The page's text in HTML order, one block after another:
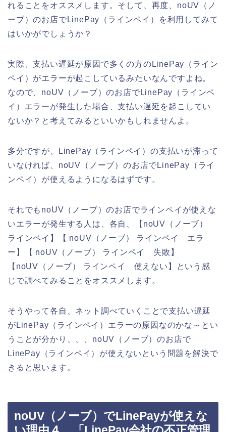
れることをオススメします。そして、再度、noUV（ノ
ーブ）のお店でLinePay（ラインペイ）を利用してみて
はいかがでしょうか？
実際、支払い遅延が原因で多くの方のLinePay（ライン
ペイ）がエラーが起こしているみたいなんですよね。
なので、noUV（ノーブ）のお店でLinePay（ラインペ
イ）エラーが発生した場合、支払い遅延を起こしてい
ないか？と考えてみるといいかもしれませんよ。
多分ですが、LinePay（ラインペイ）の支払いが滞って
いなければ、noUV（ノーブ）のお店でLinePay（ライ
ンペイ）が使えるようになるはずです。
それでもnoUV（ノーブ）のお店でラインペイが使えな
いエラーが発生する人は、各自、【noUV（ノーブ）
ラインペイ】【 noUV（ノーブ） ラインペイ エラ
ー】【 noUV（ノーブ） ラインペイ 失敗】
【noUV（ノーブ） ラインペイ 使えない】という感
じで調べてみることをオススメします。
そうやって各自、ネット調べていくことで支払い遅延
がLinePay（ラインペイ）エラーの原因なのかな～とい
うことが分かり、、、noUV（ノーブ）のお店で
LinePay（ラインペイ）が使えないという問題を解決で
きると思います。
noUV（ノーブ）でLinePayが使えな